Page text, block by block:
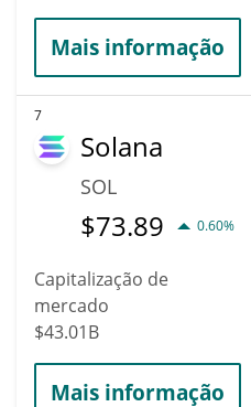
Mais informação
7
Solana
SOL
$73.89 0.60%
Capitalização de
mercado
$43.01B
Mais informação